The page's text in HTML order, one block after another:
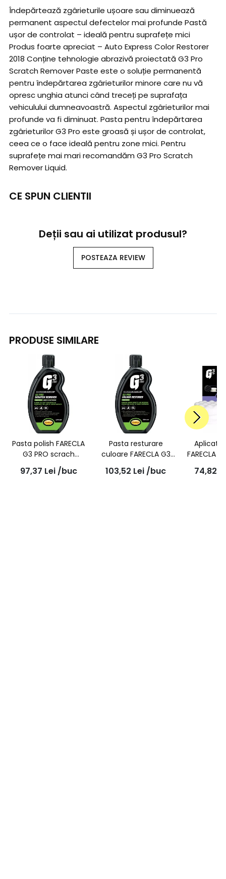
Îndepărtează zgârieturile ușoare sau diminuează
permanent aspectul defectelor mai profunde Pastă
ușor de controlat – ideală pentru suprafețe mici
Produs foarte apreciat – Auto Express Color Restorer
2018 Conține tehnologie abrazivă proiectată G3 Pro
Scratch Remover Paste este o soluție permanentă
pentru îndepărtarea zgârieturilor minore care nu vă
opresc unghia atunci când treceți pe suprafața
vehiculului dumneavoastră. Aspectul zgârieturilor mai
profunde va fi diminuat. Pasta pentru îndepărtarea
zgârieturilor G3 Pro este groasă și ușor de controlat,
ceea ce o face ideală pentru zone mici. Pentru
suprafețe mai mari recomandăm G3 Pro Scratch
Remover Liquid.
CE SPUN CLIENTII
Deții sau ai utilizat produsul?
POSTEAZA REVIEW
PRODUSE SIMILARE
Pasta polish FARECLA
G3 PRO scrach
remover liquid
compound, 500ml,
97,37 Lei /buc
Pasta resturare
culoare FARECLA G3
PRO colour restorer,
500ml. 7195-EX
103,52 Lei /buc
FARECLA
74,82